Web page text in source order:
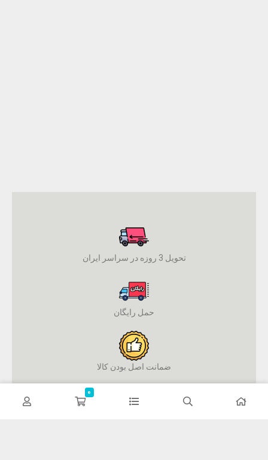
تحویل 3 روزه در سراسر ایران
حمل رایگان
ضمانت اصل بودن کالا
0